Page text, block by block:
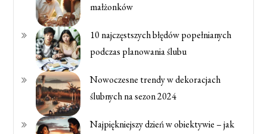
małżonków
10 najczęstszych błędów popełnianych
podczas planowania ślubu
Nowoczesne trendy w dekoracjach
ślubnych na sezon 2024
Najpiękniejszy dzień w obiektywie – jak